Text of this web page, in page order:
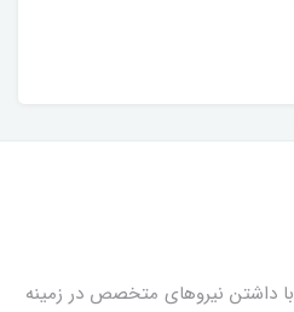
لوازم هنری آبتین در سال 1393 با داشتن نیروهای متخصص در زمینه